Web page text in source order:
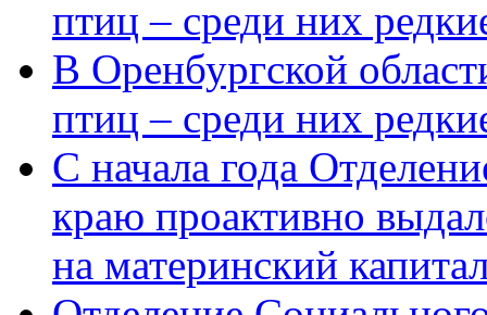
птиц – среди них
В Оренбургской
птиц – среди них
С начала года
краю проактивно
на материнский